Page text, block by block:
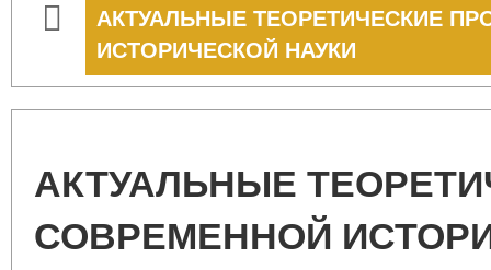
АКТУАЛЬНЫЕ ТЕОРЕТИЧЕСКИЕ
ИСТОРИЧЕСКОЙ НАУКИ
АКТУАЛЬНЫЕ
СОВРЕМЕННОЙ